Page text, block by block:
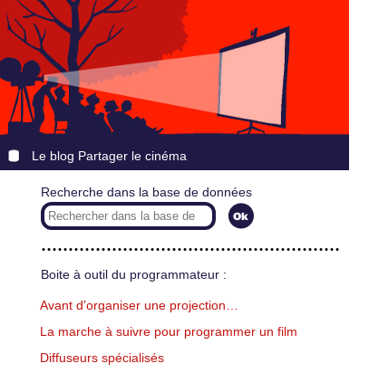
Le blog Partager le cinéma
Recherche dans la base de données
Boite à outil du programmateur :
Avant d’organiser une projection…
La marche à suivre pour programmer un film
Diffuseurs spécialisés